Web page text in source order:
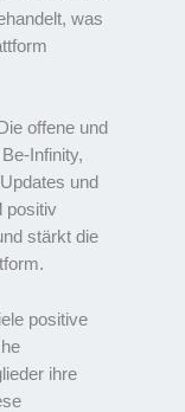
was
offene und
Infinity,
und
positiv
stärkt die
positive
ihre